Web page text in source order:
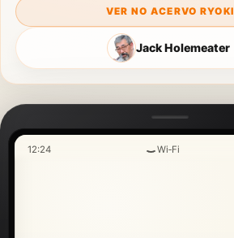
12:24 Wi‑Fi
VER NO ACERVO RYOKI
Jack Holemeater